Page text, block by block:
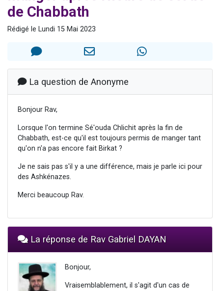
3 personnes viennent de faire un don pour Événements Torah-Box
2 personnes viennent de nous rejoindre sur WhatsApp
de Chabbath
Rédigé le Lundi 15 Mai 2023
La question de Anonyme
Bonjour Rav,
Lorsque l'on termine Sé'ouda Chlichit après la fin de
Chabbath, est-ce qu'il est toujours permis de manger tant
qu'on n'a pas encore fait Birkat ?
Je ne sais pas s'il y a une différence, mais je parle ici pour
des Ashkénazes.
Merci beaucoup Rav.
La réponse de Rav Gabriel DAYAN
Bonjour,
Vraisemblablement, il s'agit d'un cas de